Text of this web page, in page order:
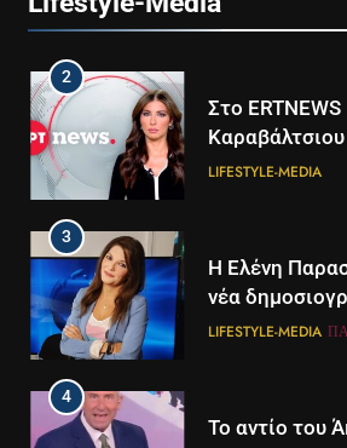
LIFESTYLE-MEDIA
2
Στο
Καραβάλτσιου
LIFESTYLE-MEDIA
3
Η Ελένη
νέα
του ΣΚΑΪ
LIFESTYLE-MEDIA
4
Το αντίο του